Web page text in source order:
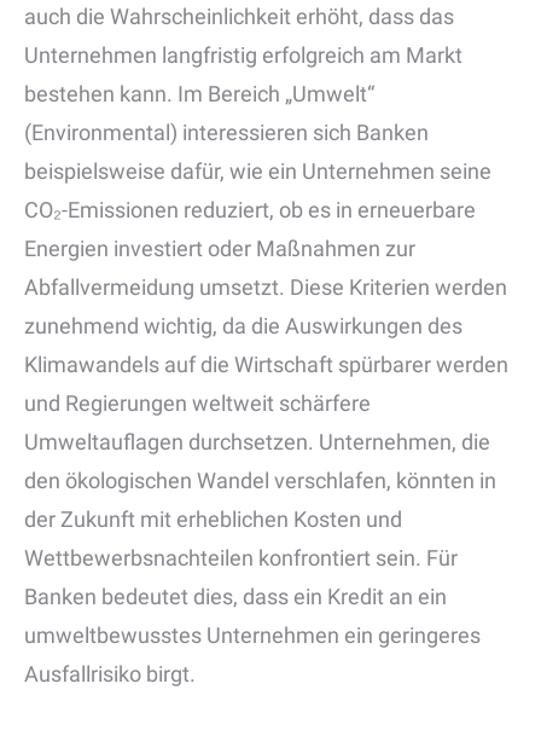
auch die Wahrscheinlichkeit erhöht, dass das
Unternehmen langfristig erfolgreich am Markt
bestehen kann. Im Bereich „Umwelt“
(Environmental) interessieren sich Banken
beispielsweise dafür, wie ein Unternehmen seine
CO₂-Emissionen reduziert, ob es in erneuerbare
Energien investiert oder Maßnahmen zur
Abfallvermeidung umsetzt. Diese Kriterien werden
zunehmend wichtig, da die Auswirkungen des
Klimawandels auf die Wirtschaft spürbarer werden
und Regierungen weltweit schärfere
Umweltauflagen durchsetzen. Unternehmen, die
den ökologischen Wandel verschlafen, könnten in
der Zukunft mit erheblichen Kosten und
Wettbewerbsnachteilen konfrontiert sein. Für
Banken bedeutet dies, dass ein Kredit an ein
umweltbewusstes Unternehmen ein geringeres
Ausfallrisiko birgt.